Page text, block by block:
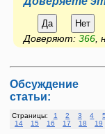
Да Нет
Доверяют: 366
Обсуждение
статьи:
Страницы: 1 2 3 4 5
14
15 16 17 18 19